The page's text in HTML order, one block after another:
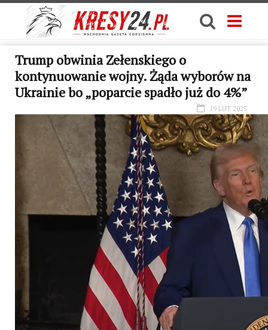
Trump obwinia Zełenskiego o
kontynuowanie wojny. Żąda wyborów na
Ukrainie bo „poparcie spadło już do 4%”
19 LUT 2025